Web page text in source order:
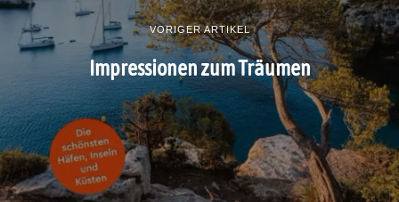
VORIGER ARTIKEL
Impressionen zum Träumen